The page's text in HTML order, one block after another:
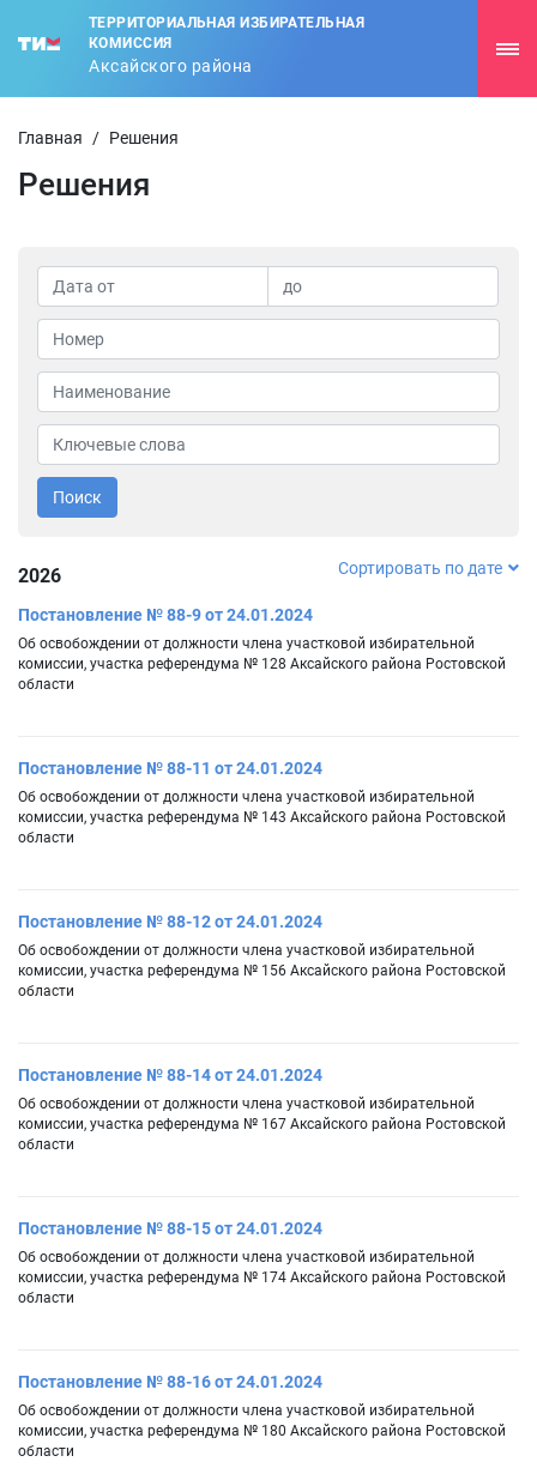
ТЕРРИТОРИАЛЬНАЯ ИЗБИРАТЕЛЬНАЯ
КОМИССИЯ
Аксайского района
Главная / Решения
Решения
Поиск
2026 Сортировать по дате
Постановление № 88-9 от 24.01.2024
Об освобождении от должности члена участковой избирательной
комиссии, участка референдума № 128 Аксайского района Ростовской
области
Постановление № 88-11 от 24.01.2024
Об освобождении от должности члена участковой избирательной
комиссии, участка референдума № 143 Аксайского района Ростовской
области
Постановление № 88-12 от 24.01.2024
Об освобождении от должности члена участковой избирательной
комиссии, участка референдума № 156 Аксайского района Ростовской
области
Постановление № 88-14 от 24.01.2024
Об освобождении от должности члена участковой избирательной
комиссии, участка референдума № 167 Аксайского района Ростовской
области
Постановление № 88-15 от 24.01.2024
Об освобождении от должности члена участковой избирательной
комиссии, участка референдума № 174 Аксайского района Ростовской
области
Постановление № 88-16 от 24.01.2024
Об освобождении от должности члена участковой избирательной
комиссии, участка референдума № 180 Аксайского района Ростовской
области